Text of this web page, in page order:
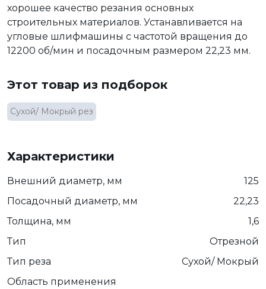
хорошее качество резания основных
строительных материалов. Устанавливается на
угловые шлифмашины с частотой вращения до
12200 об/мин и посадочным размером 22,23 мм.
Этот товар из подборок
Сухой/ Мокрый рез
Характеристики
Внешний диаметр, мм
125
Посадочный диаметр, мм
22,23
Толщина, мм
1,6
Тип
Отрезной
Тип реза
Сухой/ Мокрый
Область применения